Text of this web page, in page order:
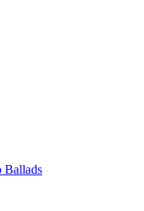
Ballads